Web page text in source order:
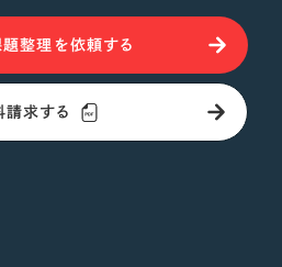
整理を依頼する
請求する